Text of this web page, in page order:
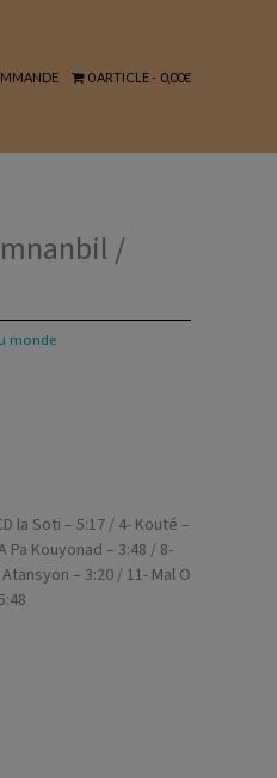
0 ARTICLE 0,00€
/
monde
la Soti – 5:17 / 4- Kouté –
Pa Kouyonad – 3:48 / 8-
– 3:20 / 11- Mal O